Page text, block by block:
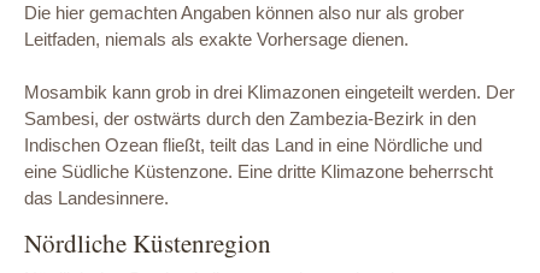
Die hier gemachten Angaben können also nur als grober
Leitfaden, niemals als exakte Vorhersage dienen.
Mosambik kann grob in drei Klimazonen eingeteilt werden. Der
Sambesi, der ostwärts durch den Zambezia-Bezirk in den
Indischen Ozean fließt, teilt das Land in eine Nördliche und
eine Südliche Küstenzone. Eine dritte Klimazone beherrscht
das Landesinnere.
Nördliche Küstenregion